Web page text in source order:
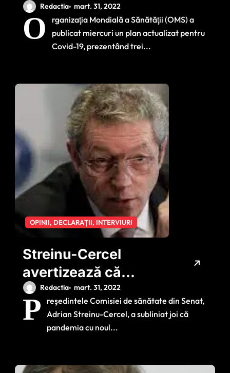
(OMS)
Redactia mart. 31, 2022
O
rganizaţia Mondială a Sănătăţii (OMS) a
publicat miercuri un plan actualizat pentru
Covid-19, prezentând trei...
OPINII, DECLARAȚII, INTERVIURI
Streinu-Cercel
avertizează că
pandemia nu s-a
terminat: ‘Masca ar
trebui să fie un
pentru 6 – 9 luni’
Redactia mart. 31, 2022
P
reşedintele Comisiei de sănătate din Senat,
Adrian Streinu-Cercel, a subliniat joi că
pandemia cu noul...